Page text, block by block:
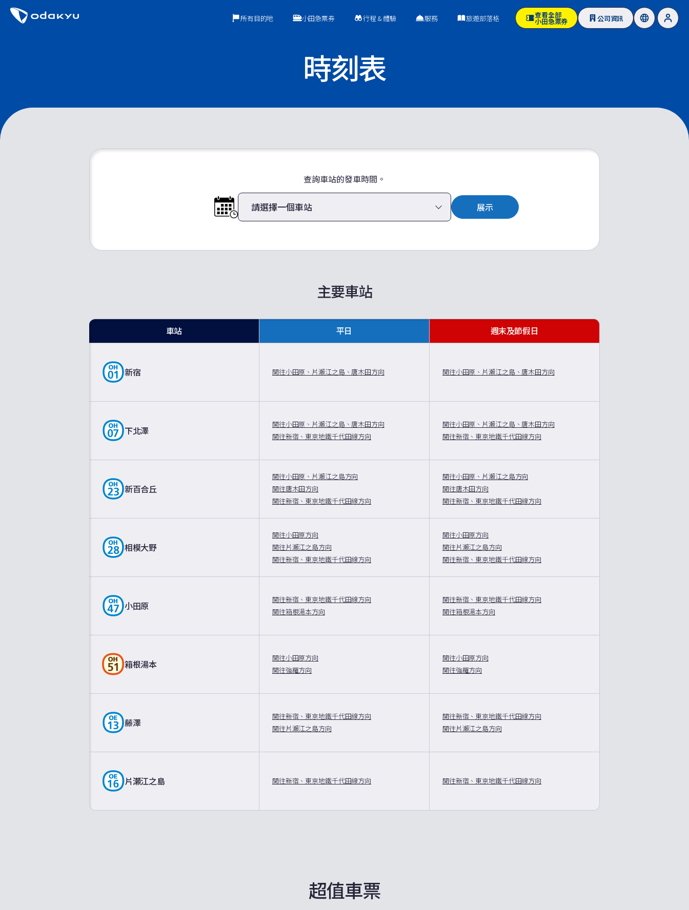
所有目的地 小田急票券 行程 & 體驗 服務 旅遊部落格 查看全部
小田急票券 公司資訊
時刻表
查詢車站的發車時間。
展示
主要車站
車站 平日 週末及節假日
新宿 開往小田原、片瀨江之島、唐木田方向 開往小田原、片瀨江之島、唐木田方向
下北澤
開往小田原、片瀨江之島、唐木田方向
開往新宿、東京地鐵千代田線方向
開往小田原、片瀨江之島、唐木田方向
開往新宿、東京地鐵千代田線方向
新百合丘
開往小田原、片瀨江之島方向
開往唐木田方向
開往新宿、東京地鐵千代田線方向
開往小田原、片瀨江之島方向
開往唐木田方向
開往新宿、東京地鐵千代田線方向
相模大野
開往小田原方向
開往片瀨江之島方向
開往新宿、東京地鐵千代田線方向
開往小田原方向
開往片瀨江之島方向
開往新宿、東京地鐵千代田線方向
小田原
開往新宿、東京地鐵千代田線方向
開往箱根湯本方向
開往新宿、東京地鐵千代田線方向
開往箱根湯本方向
箱根湯本
開往小田原方向
開往強羅方向
開往小田原方向
開往強羅方向
藤澤
開往新宿、東京地鐵千代田線方向
開往片瀨江之島方向
開往新宿、東京地鐵千代田線方向
開往片瀨江之島方向
片瀬江之島 開往新宿、東京地鐵千代田線方向 開往新宿、東京地鐵千代田線方向
超值車票